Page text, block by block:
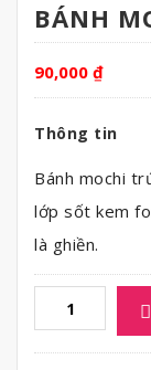
BÁNH
90,000 ₫
Thông tin
Bánh mochi
lớp sốt kem
là ghiền.